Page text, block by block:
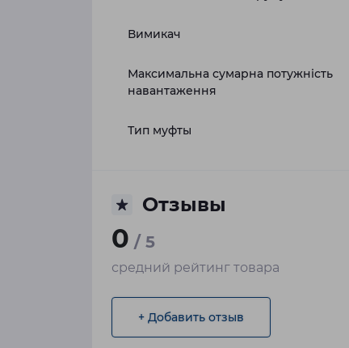
Вимикач
Максимальна сумарна потужність
навантаження
Тип муфты
Отзывы
0 / 5
средний рейтинг товара
+ Добавить отзыв